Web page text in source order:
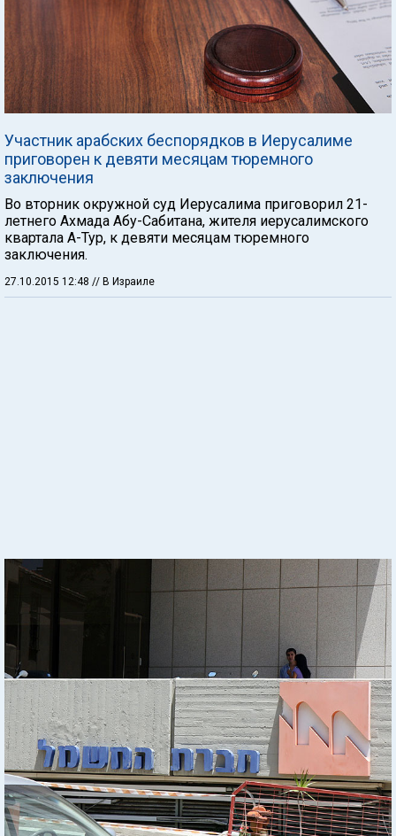
Участник арабских беспорядков в Иерусалиме
приговорен к девяти месяцам тюремного
заключения
Во вторник окружной суд Иерусалима приговорил 21-
летнего Ахмада Абу-Сабитана, жителя иерусалимского
квартала А-Тур, к девяти месяцам тюремного
заключения.
27.10.2015 12:48 // В Израиле